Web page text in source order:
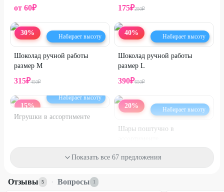
от 60₽ 175₽250₽
30% Набирает высоту
Шоколад ручной работы
размер M
315₽450₽
40% Набирает высоту
Шоколад ручной работы
размер L
390₽650₽
15%
Набирает высоту
Игрушки в ассортименте
20% Набирает высоту
Шары поштучно в
120
25%
Показать все 67 предложения
Отзывы 5 · Вопросы 1